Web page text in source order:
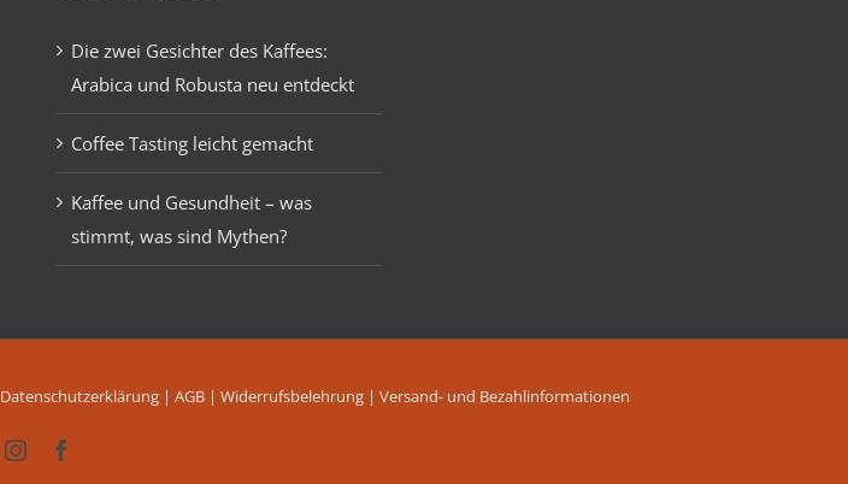
Die zwei Gesichter des Kaffees:
Arabica und Robusta neu entdeckt
Coffee Tasting leicht gemacht
Kaffee und Gesundheit – was
stimmt, was sind Mythen?
Datenschutzerklärung| AGB| Widerrufsbelehrung| Versand- und Bezahlinformationen
Instagram